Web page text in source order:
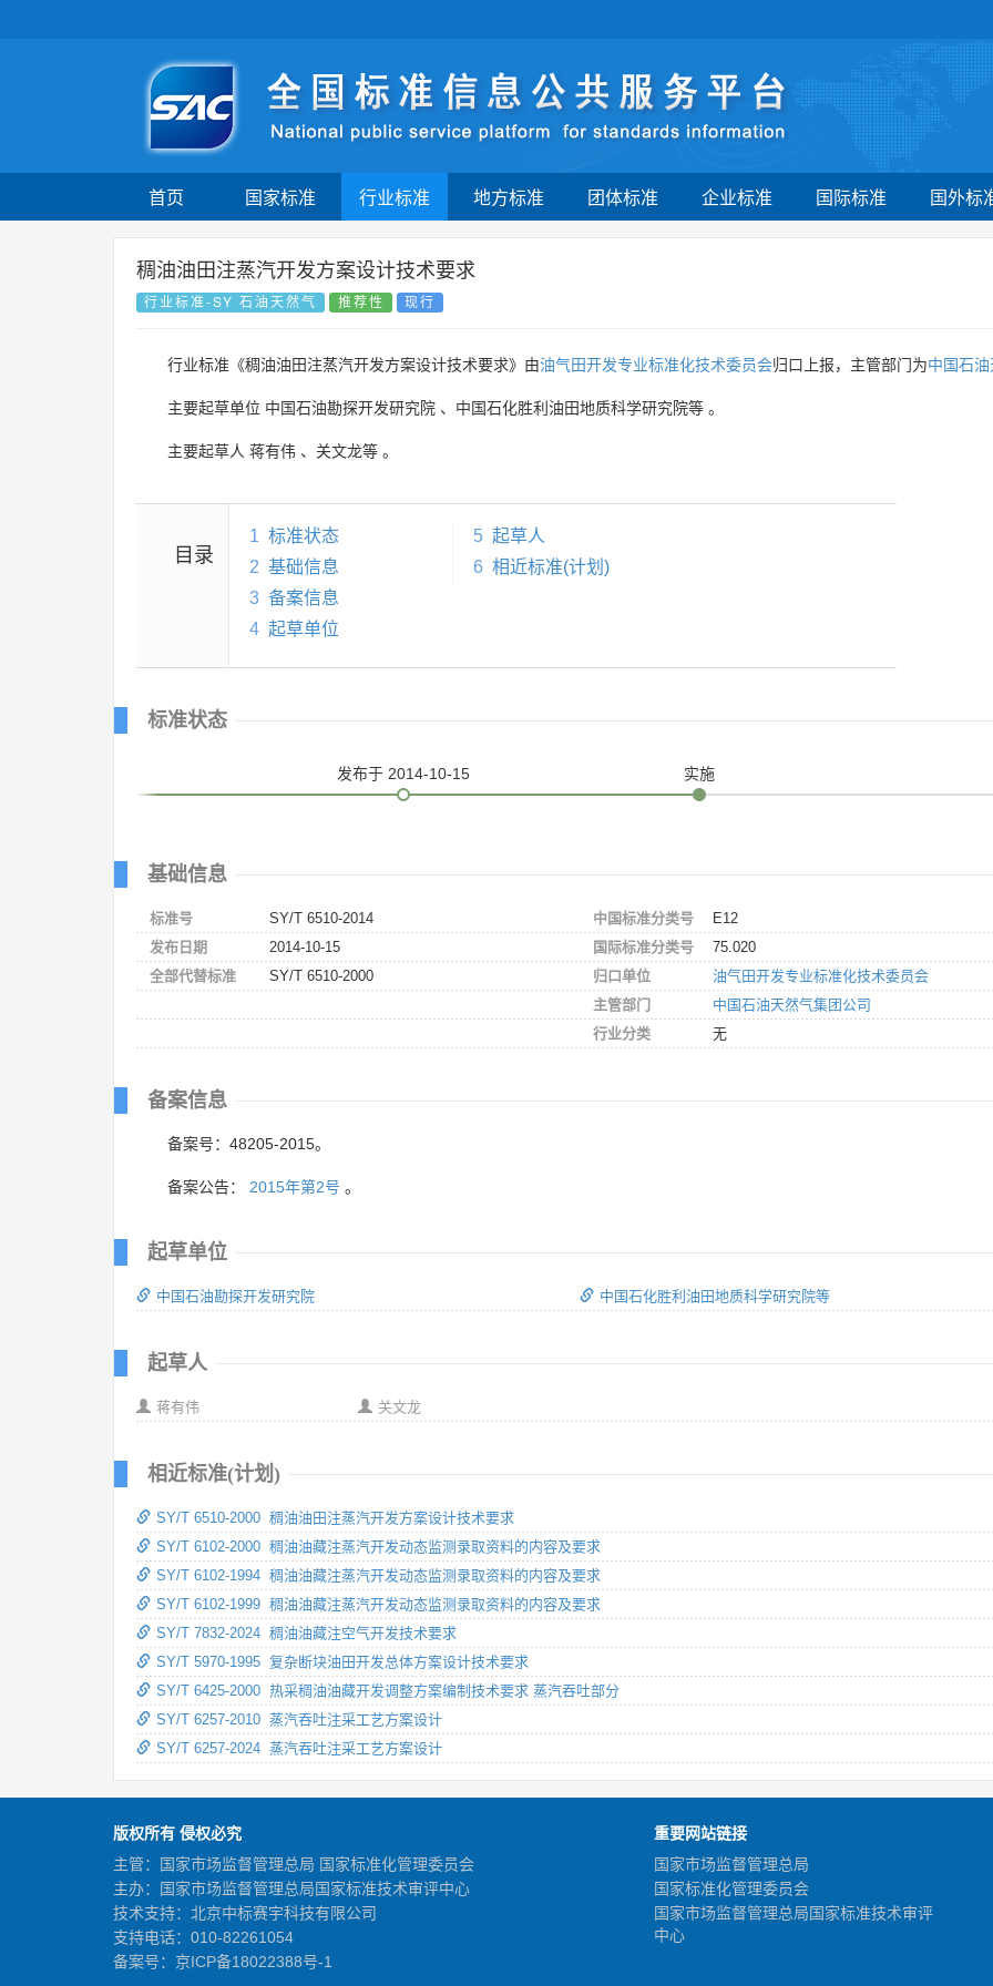
首页 国家标准 行业标准 地方标准 团体标准 企业标准 国际标准 国外标
稠油油田注蒸汽开发方案设计技术要求
行业标准-SY 石油天然气 推荐性 现行
行业标准《稠油油田注蒸汽开发方案设计技术要求》由油气田开发专业标准化技术委员会归口上报，主管部门为中国石
主要起草单位 中国石油勘探开发研究院 、 中国石化胜利油田地质科学研究院等 。
主要起草人 蒋有伟 、 关文龙等 。
目录
1 标准状态
2 基础信息
3 备案信息
4 起草单位
5 起草人
6 相近标准(计划)
标准状态
发布于 2014-10-15 实施
基础信息
标准号
SY/T 6510-2014
发布日期
2014-10-15
全部代替标准
SY/T 6510-2000
中国标准分类号
E12
国际标准分类号
75.020
归口单位
油气田开发专业标准化技术委员会
主管部门
中国石油天然气集团公司
行业分类
无
备案信息
备案号：48205-2015。
备案公告： 2015年第2号 。
起草单位
中国石油勘探开发研究院 中国石化胜利油田地质科学研究院等
起草人
蒋有伟 关文龙
相近标准(计划)
SY/T 6510-2000 稠油油田注蒸汽开发方案设计技术要求
SY/T 6102-2000 稠油油藏注蒸汽开发动态监测录取资料的内容及要求
SY/T 6102-1994 稠油油藏注蒸汽开发动态监测录取资料的内容及要求
SY/T 6102-1999 稠油油藏注蒸汽开发动态监测录取资料的内容及要求
SY/T 7832-2024 稠油油藏注空气开发技术要求
SY/T 5970-1995 复杂断块油田开发总体方案设计技术要求
SY/T 6425-2000 热采稠油油藏开发调整方案编制技术要求 蒸汽吞吐部分
SY/T 6257-2010 蒸汽吞吐注采工艺方案设计
SY/T 6257-2024 蒸汽吞吐注采工艺方案设计
版权所有 侵权必究
主管：国家市场监督管理总局 国家标准化管理委员会
主办：国家市场监督管理总局国家标准技术审评中心
技术支持：北京中标赛宇科技有限公司
支持电话：010-82261054
备案号： 京ICP备18022388号-1
重要网站链接
国家市场监督管理总局
国家标准化管理委员会
国家市场监督管理总局国家标准技术审评
中心